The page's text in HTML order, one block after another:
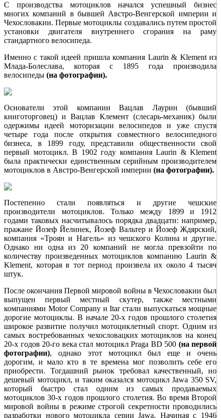
С производства мотоциклов начался успешный бизнес
многих компаний в бывшей Австро-Венгерской империи и
Чехословакии. Первые мотоциклы создавались путем простой
установки двигателя внутреннего сгорания на раму
стандартного велосипеда.
Именно с такой идеей пришла компания Laurin & Klement из
Млада-Болеслава, которая с 1895 года производила
велосипеды (на фотографии).
Основатели этой компании Вацлав Лаурин (бывший
книготорговец) и Вацлав Клемент (слесарь-механик) были
одержимы идеей моторизации велосипедов и уже спустя
четыре года после открытия совместного велосипедного
бизнеса, в 1899 году, представили общественности свой
первый мотоцикл. В 1902 году компания Laurin & Klement
была практически единственным серийным производителем
мотоциклов в Австро-Венгерской империи (на фотографии).
Постепенно стали появляться и другие чешские
производители мотоциклов. Только между 1899 и 1912
годами таковых насчитывалось порядка двадцати: например,
пражане Йозеф Йелинек, Йозеф Вальтер и Йозеф Ждярский,
компания «Троян и Нагель» из чешского Колина и другие.
Однако ни одна из 20 компаний не могла превзойти по
количеству произведенных мотоциклов компанию Laurin &
Klement, которая в тот период произвела их около 4 тысяч
штук.
После окончания Первой мировой войны в Чехословакии был
выпущен первый местный скутер, также местными
компаниями Motor Company и Itar стали выпускаться мощные
дорогие мотоциклы. В начале 20-х годов прошлого столетия
широкое развитие получил мотоциклетный спорт. Одним из
самых востребованных чехословацких мотоциклов на конец
20-х годов 20-го века стал мотоцикл Praga BD 500 (на первой
фотографии), однако этот мотоцикл был еще и очень
дорогим, и мало кто в те времена мог позволить себе его
приобрести. Тогдашний рынок требовал качественный, но
дешевый мотоцикл, и таким оказался мотоцикл Jawa 350 SV,
который быстро стал одним из самых продаваемых
мотоциклов 30-х годов прошлого столетия. Во время Второй
мировой войны в режиме строгой секретности проводились
разработки нового мотоцикла серии Jawa. Начиная с 1946